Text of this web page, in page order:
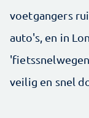
voetgangers
auto's, en in
veilig en snel